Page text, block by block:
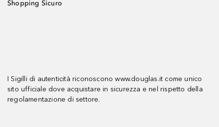
Shopping Sicuro
I Sigilli di autenticità riconoscono www.douglas.it come unico
sito ufficiale dove acquistare in sicurezza e nel rispetto della
regolamentazione di settore.